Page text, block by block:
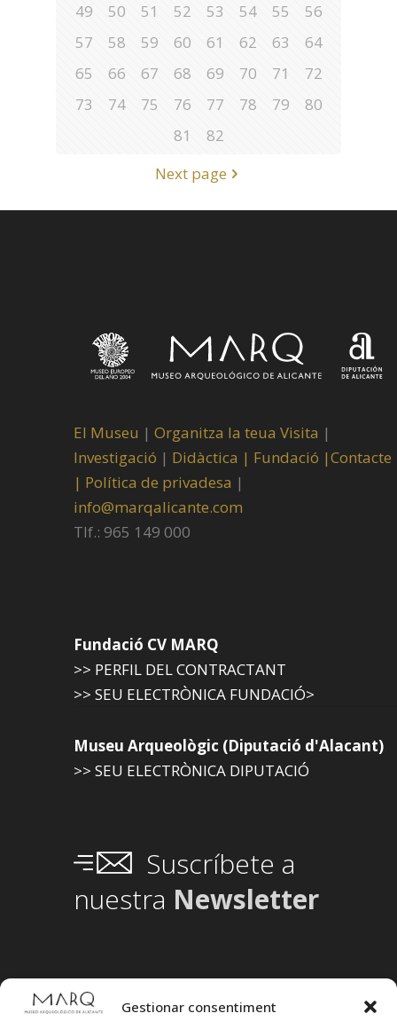
Gestionar consentiment
49
50 51 52 53 54 55
56
57
58 59 60 61 62 63
64
65
66 67 68 69 70 71
72
73
74 75 76 77 78 79
80
81
82
Next page
El Museu | Organitza la teua Visita |
Investigació | Didàctica | Fundació |Contacte
| Política de privadesa |
info@marqalicante.com
Tlf.: 965 149 000
Fundació CV MARQ
>> PERFIL DEL CONTRACTANT
>> SEU ELECTRÒNICA FUNDACIÓ>
Museu Arqueològic (Diputació d'Alacant)
>> SEU ELECTRÒNICA DIPUTACIÓ
Suscríbete a
nuestra Newsletter